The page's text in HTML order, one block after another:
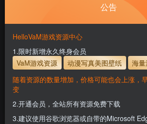
立即购买
主流网盘——高速下载
支付页面打不开或支付后不跳转
使用方法
解压后，放进文件夹
公告
HelloVaM游戏资源中心
1.限时新增永久终身会员
VaM游戏资源
动漫写真美图壁纸
海
随着资源的数量增加，价格可能也会上涨，
变
2.开通会员，全站所有资源免费下载
3.建议使用谷歌浏览器或自带的Microsoft